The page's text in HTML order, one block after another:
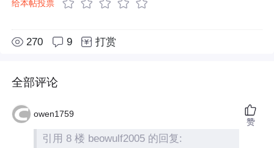
给本帖投票
270 9 打赏
全部评论
owen1759
引用 8 楼 beowulf2005 的回复:
赞